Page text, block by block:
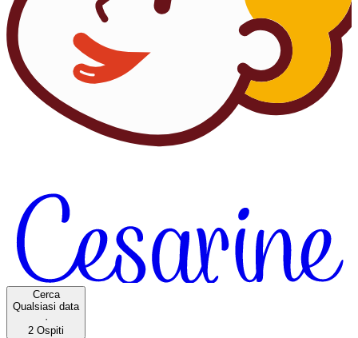
Cerca
Qualsiasi data
·
2 Ospiti